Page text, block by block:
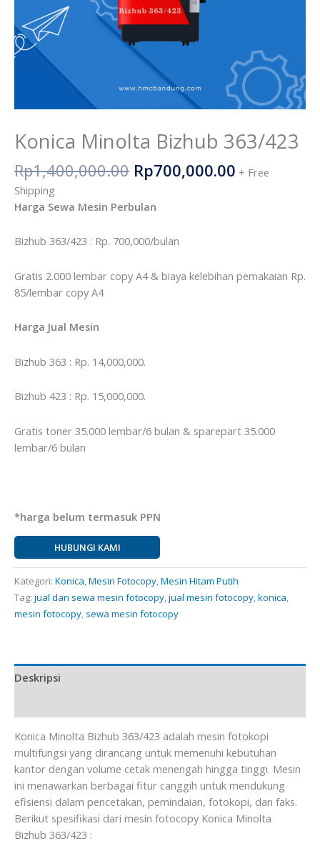
Konica Minolta Bizhub 363/423
Rp1,400,000.00 Rp700,000.00 + Free
Shipping
Harga Sewa Mesin Perbulan
Bizhub 363/423 : Rp. 700,000/bulan
Gratis 2.000 lembar copy A4 & biaya kelebihan pemakaian Rp.
85/lembar copy A4
Harga Jual Mesin
Bizhub 363 : Rp. 14,000,000.
Bizhub 423 : Rp. 15,000,000.
Gratis toner 35.000 lembar/6 bulan & sparepart 35.000
lembar/6 bulan
*harga belum termasuk PPN
HUBUNGI KAMI
Kategori: Konica,Mesin Fotocopy,Mesin Hitam Putih
Tag: jual dan sewa mesin fotocopy,jual mesin fotocopy,konica,
mesin fotocopy, sewa mesin fotocopy
Deskripsi
Konica Minolta Bizhub 363/423 adalah mesin fotokopi
multifungsi yang dirancang untuk memenuhi kebutuhan
kantor dengan volume cetak menengah hingga tinggi. Mesin
ini menawarkan berbagai fitur canggih untuk mendukung
efisiensi dalam pencetakan, pemindaian, fotokopi, dan faks.
Berikut spesifikasi dari mesin fotocopy Konica Minolta
Bizhub 363/423 :